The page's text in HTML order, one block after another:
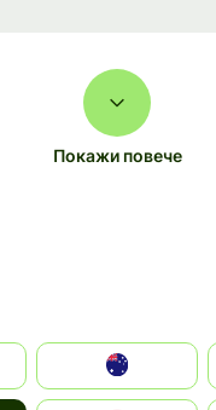
Покажи повече